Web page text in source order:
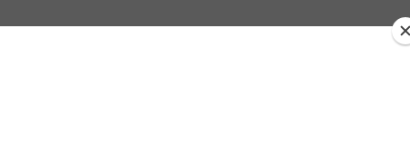
tout au long de mes préparation culinaires. J’ai ainsi
donner envie d’en savoir plus sur elle.